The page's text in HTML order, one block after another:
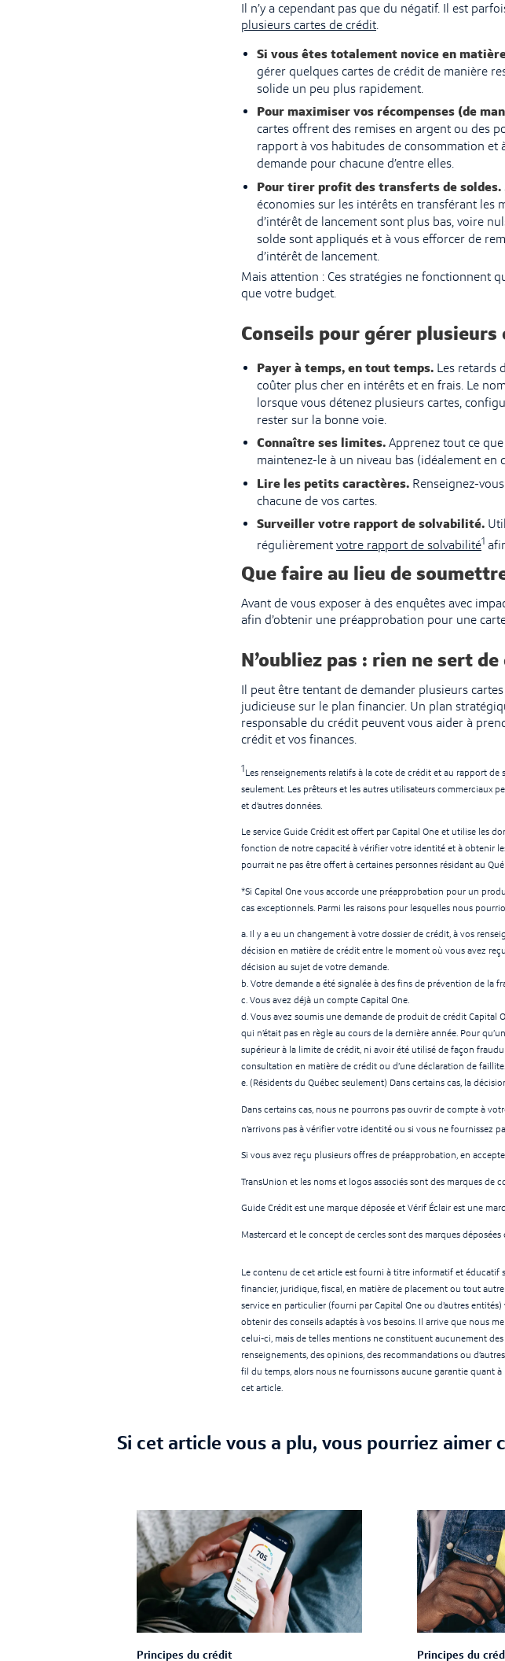
Il n’y a cependant pas que du négatif. Il est
plusieurs cartes de crédit.
Si vous êtes totalement novice en
gérer quelques cartes de crédit de manière
solide un peu plus rapidement.
Pour maximiser vos récompenses (de
cartes offrent des remises en argent ou des
rapport à vos habitudes de consommation
demande pour chacune d’entre elles.
Pour tirer profit des transferts de soldes.
économies sur les intérêts en transférant les
d’intérêt de lancement sont plus bas, voire
solde sont appliqués et à vous efforcer de
d’intérêt de lancement.
Mais attention : Ces stratégies ne fonctionnent
que votre budget.
Conseils pour gérer
Payer à temps, en tout temps. Les retards
coûter plus cher en intérêts et en frais. Le
lorsque vous détenez plusieurs cartes,
rester sur la bonne voie.
Connaître ses limites. Apprenez tout ce
maintenez-le à un niveau bas (idéalement en
Lire les petits caractères. Renseignez-
chacune de vos cartes.
Surveiller votre rapport de solvabilité.
régulièrement votre rapport de solvabilité1
Que faire au lieu de
Avant de vous exposer à des enquêtes avec
afin d’obtenir une préapprobation pour une
N’oubliez pas : rien ne sert
Il peut être tentant de demander plusieurs
judicieuse sur le plan financier. Un plan
responsable du crédit peuvent vous aider à
crédit et vos finances.
1 Les renseignements relatifs à la cote de crédit et au rapport
seulement. Les prêteurs et les autres utilisateurs commerciaux
et d’autres données.
Le service Guide Crédit est offert par Capital One et utilise les
fonction de notre capacité à vérifier votre identité et à obtenir
pourrait ne pas être offert à certaines personnes résidant au
*Si Capital One vous accorde une préapprobation pour un
cas exceptionnels. Parmi les raisons pour lesquelles nous
a. Il y a eu un changement à votre dossier de crédit, à vos
décision en matière de crédit entre le moment où vous avez
décision au sujet de votre demande.
b. Votre demande a été signalée à des fins de prévention de la
c. Vous avez déjà un compte Capital One.
d. Vous avez soumis une demande de produit de crédit Capital
qui n’était pas en règle au cours de la dernière année. Pour
supérieur à la limite de crédit, ni avoir été utilisé de façon
consultation en matière de crédit ou d’une déclaration de faillite.
e. (Résidents du Québec seulement) Dans certains cas, la
Dans certains cas, nous ne pourrons pas ouvrir de compte à
n’arrivons pas à vérifier votre identité ou si vous ne fournissez
Si vous avez reçu plusieurs offres de préapprobation, en
TransUnion et les noms et logos associés sont des marques de
Guide Crédit est une marque déposée et Vérif Éclair est une
Mastercard et le concept de cercles sont des marques
Le contenu de cet article est fourni à titre informatif et éducatif
financier, juridique, fiscal, en matière de placement ou tout
service en particulier (fourni par Capital One ou d’autres
obtenir des conseils adaptés à vos besoins. Il arrive que nous
celui-ci, mais de telles mentions ne constituent aucunement
renseignements, des opinions, des recommandations ou
fil du temps, alors nous ne fournissons aucune garantie quant à
cet article.
Si cet article vous a plu, vous pourriez aimer
Principes du crédit Principes du